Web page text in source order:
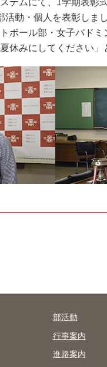
ムにて、1学期表彰
活動・個人を表彰し
ール部・女子バドミ
休みにしてください」
部活動
行事案内
進路案内